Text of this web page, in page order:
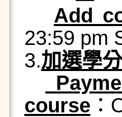
Add
23:59 pm
3.加選學
course